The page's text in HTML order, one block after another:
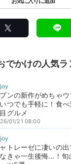
でかけの人気ラ
ンの新作がめちゃ
つでも手軽に！食
グルメ
01/21 08:00
トレーゼに凄いの
きゃ一生後悔…！旬